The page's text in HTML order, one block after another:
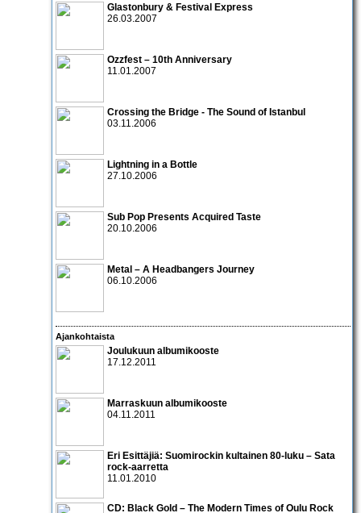
Glastonbury & Festival Express
26.03.2007
Ozzfest – 10th Anniversary
11.01.2007
Crossing the Bridge - The Sound of Istanbul
03.11.2006
Lightning in a Bottle
27.10.2006
Sub Pop Presents Acquired Taste
20.10.2006
Metal – A Headbangers Journey
06.10.2006
Ajankohtaista
Joulukuun albumikooste
17.12.2011
Marraskuun albumikooste
04.11.2011
Eri Esittäjiä: Suomirockin kultainen 80-luku – Sata
rock-aarretta
11.01.2010
CD: Black Gold – The Modern Times of Oulu Rock